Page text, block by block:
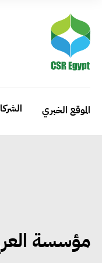
الموقع الخبري
مؤسسة